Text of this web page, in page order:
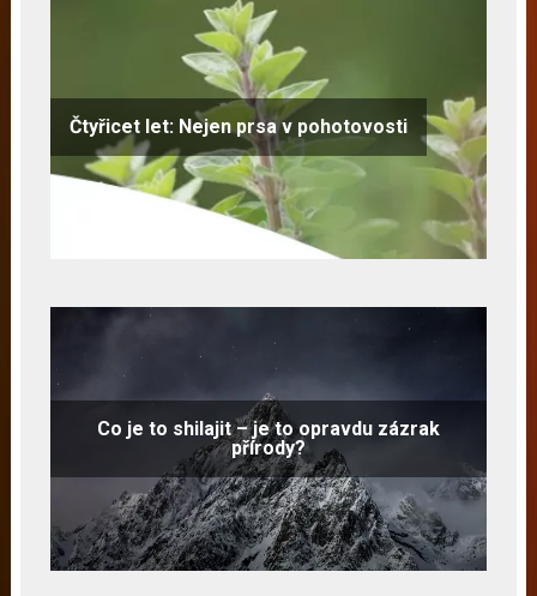
Čtyřicet let: Nejen prsa v pohotovosti
Co je to shilajit – je to opravdu zázrak
přírody?